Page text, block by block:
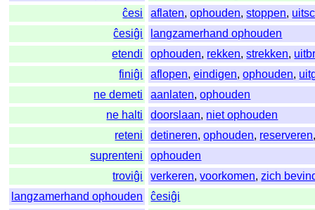
ĉesi
aflaten,ophouden,stoppen,
ĉesiĝi
langzamerhand ophouden
etendi
ophouden, rekken,strekken,
finiĝi
aflopen,eindigen,ophouden,
ne demeti
aanlaten,ophouden
ne halti
doorslaan, niet ophouden
reteni
detineren,ophouden, reserveren
suprenteni
ophouden
troviĝi
verkeren,voorkomen,zich
langzamerhand ophouden
ĉesiĝi